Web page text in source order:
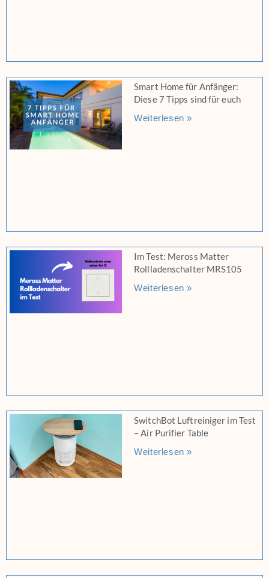
Smart Home für Anfänger:
Diese 7 Tipps sind für euch
Weiterlesen »
Im Test: Meross Matter
Rollladenschalter MRS105
Weiterlesen »
SwitchBot Luftreiniger im Test
– Air Purifier Table
Weiterlesen »